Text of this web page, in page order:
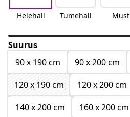
Helehall Tumehall Must
Suurus
90 x 190 cm
90 x 200 cm
120 x 190 cm
120 x 200 cm
140 x 200 cm
160 x 200 cm